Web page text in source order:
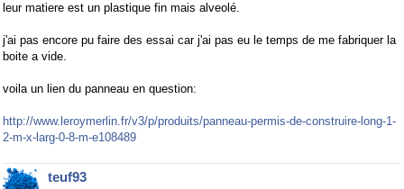
leur matiere est un plastique fin mais alveolé.
j'ai pas encore pu faire des essai car j'ai pas eu le temps de me fabriquer la
boite a vide.
voila un lien du panneau en question:
http://www.leroymerlin.fr/v3/p/produits/panneau-permis-de-construire-long-1-
2-m-x-larg-0-8-m-e108489
teuf93